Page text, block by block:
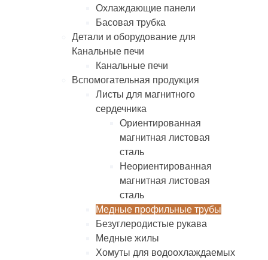
Охлаждающие панели
Басовая трубка
Детали и оборудование для
Канальные печи
Канальные печи
Вспомогательная продукция
Листы для магнитного
сердечника
Ориентированная
магнитная листовая
сталь
Неориентированная
магнитная листовая
сталь
Медные профильные трубы
Безуглеродистые рукава
Медные жилы
Хомуты для водоохлаждаемых